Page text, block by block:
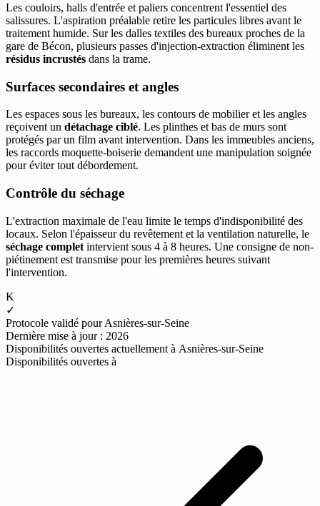
Les couloirs, halls d'entrée et paliers concentrent l'essentiel des
salissures. L'aspiration préalable retire les particules libres avant le
traitement humide. Sur les dalles textiles des bureaux proches de la
gare de Bécon, plusieurs passes d'injection-extraction éliminent les
résidus incrustés dans la trame.
Surfaces secondaires et angles
Les espaces sous les bureaux, les contours de mobilier et les angles
reçoivent un détachage ciblé. Les plinthes et bas de murs sont
protégés par un film avant intervention. Dans les immeubles anciens,
les raccords moquette-boiserie demandent une manipulation soignée
pour éviter tout débordement.
Contrôle du séchage
L'extraction maximale de l'eau limite le temps d'indisponibilité des
locaux. Selon l'épaisseur du revêtement et la ventilation naturelle, le
séchage complet intervient sous 4 à 8 heures. Une consigne de non-
piétinement est transmise pour les premières heures suivant
l'intervention.
K
✓
Protocole validé pour Asnières-sur-Seine
Dernière mise à jour : 2026
Disponibilités ouvertes actuellement à Asnières-sur-Seine
Disponibilités ouvertes à